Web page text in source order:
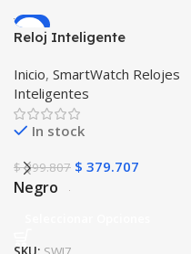
-5%
Reloj Inteligente
Incluye Pulso y Estuche
protector – GPS
Inicio, SmartWatch Relojes
Inteligentes
In stock
$399.807 $ 379.707
Negro